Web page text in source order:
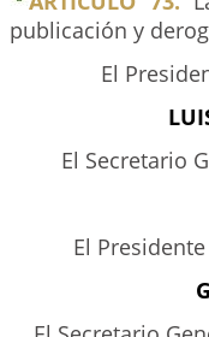
publicación y
El
El Secretario
El